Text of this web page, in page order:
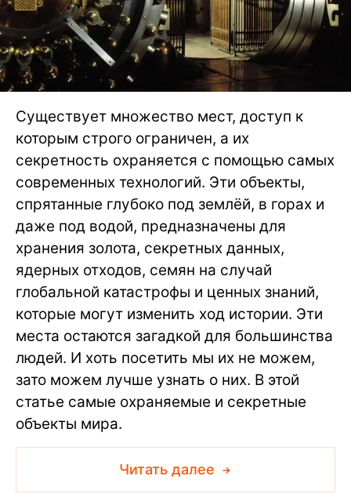
Существует множество мест, доступ к
которым строго ограничен, а их
секретность охраняется с помощью самых
современных технологий. Эти объекты,
спрятанные глубоко под землёй, в горах и
даже под водой, предназначены для
хранения золота, секретных данных,
ядерных отходов, семян на случай
глобальной катастрофы и ценных знаний,
которые могут изменить ход истории. Эти
места остаются загадкой для большинства
людей. И хоть посетить мы их не можем,
зато можем лучше узнать о них. В этой
статье самые охраняемые и секретные
объекты мира.
Читать далее